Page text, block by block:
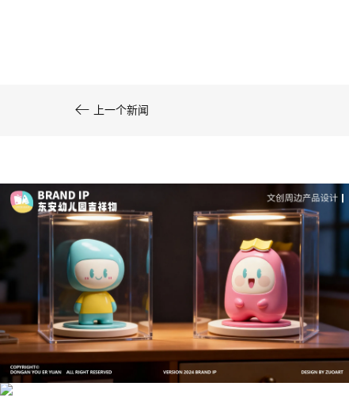
 上一个新闻
文创产品设计的成本控制——实战技巧 | IP设计公
司-佐案设计